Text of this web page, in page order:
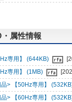
属性情報
専用】 (644KB)
専用】 (1MB)
> 【50Hz専用】
> 【60Hz専用】